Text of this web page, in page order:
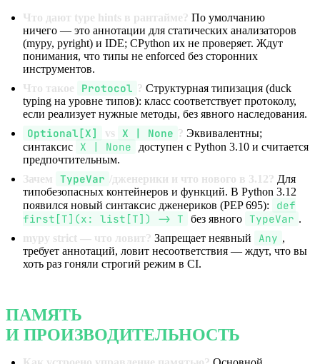
Что дают type hints в рантайме? По умолчанию
ничего — это аннотации для статических анализаторов
(mypy, pyright) и IDE; CPython их не проверяет. Ждут
понимания, что типы не enforced без сторонних
инструментов.
Что такое
Protocol ? Структурная типизация (duck
typing на уровне типов): класс соответствует протоколу,
если реализует нужные методы, без явного наследования.
Optional[X] vs X | None ? Эквивалентны;
синтаксис X | None
доступен с Python 3.10 и считается
предпочтительным.
Зачем
TypeVar /дженерики и что нового в 3.12? Для
типобезопасных контейнеров и функций. В Python 3.12
появился новый синтаксис дженериков (PEP 695):
def
first[T](x: list[T]) -> T
без явного TypeVar .
mypy strict — что ловит? Запрещает неявный Any ,
требует аннотаций, ловит несоответствия — ждут, что вы
хоть раз гоняли строгий режим в CI.
ПАМЯТЬ
И ПРОИЗВОДИТЕЛЬНОСТЬ